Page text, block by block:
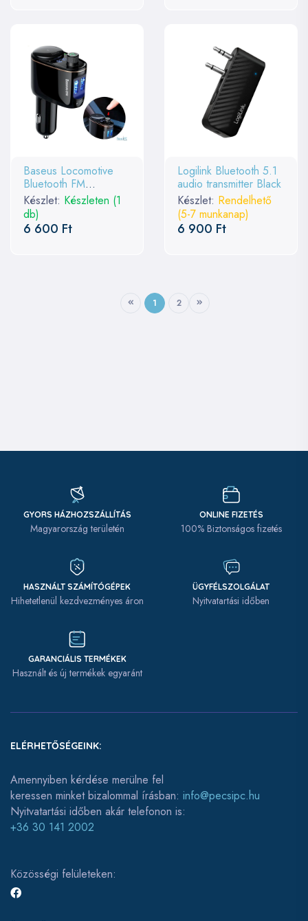
Baseus Locomotive
Bluetooth FM
Transzmitter Black
Készlet: Készleten (1
db)
6 600 Ft
Logilink Bluetooth 5.1
audio transmitter Black
Készlet: Rendelhető
(5-7 munkanap)
6 900 Ft
1 2
GYORS HÁZHOZSZÁLLÍTÁS
Magyarország területén
ONLINE FIZETÉS
100% Biztonságos fizetés
HASZNÁLT SZÁMÍTÓGÉPEK
Hihetetlenül kezdvezményes áron
ÜGYFÉLSZOLGÁLAT
Nyitvatartási időben
GARANCIÁLIS TERMÉKEK
Használt és új termékek egyaránt
ELÉRHETŐSÉGEINK:
Amennyiben kérdése merülne fel
keressen minket bizalommal írásban: info@pecsipc.hu
Nyitvatartási időben akár telefonon is:
+36 30 141 2002
Közösségi felületeken: